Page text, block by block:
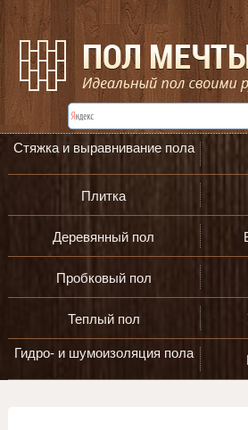
Стяжка и выравнивание пола
Плитка
Деревянный пол
Пробковый пол
Теплый пол
Гидро- и шумоизоляция пола